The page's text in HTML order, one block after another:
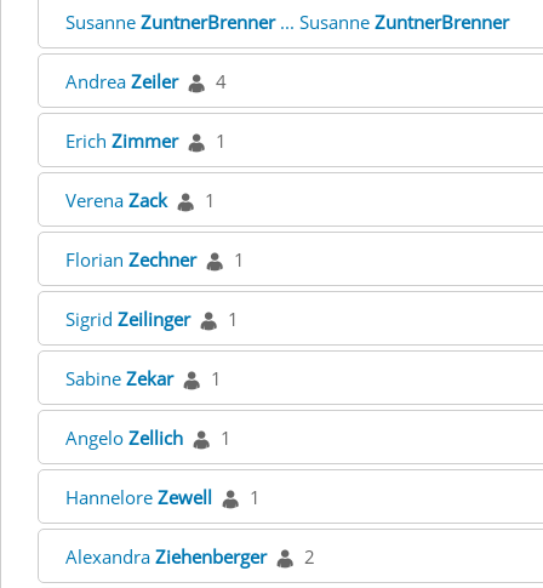
Susanne ZuntnerBrenner... Susanne ZuntnerBrenner
Andrea Zeiler 4
Erich Zimmer 1
Verena Zack 1
Florian Zechner 1
Sigrid Zeilinger 1
Sabine Zekar 1
Angelo Zellich 1
Hannelore Zewell 1
Alexandra Ziehenberger 2